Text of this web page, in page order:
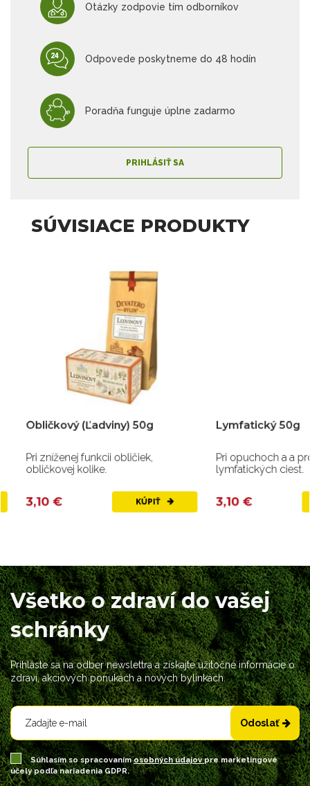
Otázky zodpovie tím odborníkov
Odpovede poskytneme do 48 hodín
Poradňa funguje úplne zadarmo
PRIHLÁSIŤ SA
SÚVISIACE PRODUKTY
Obličkový (Ľadviny) 50g
Pri zníženej funkcii obličiek,
obličkovej kolike.
3,10 € KÚPIŤ
Lymfatický 50g
Pri opuchoch a a
lymfatických ciest.
3,10 €
Všetko o zdraví do vašej
schránky
Prihláste sa na odber newslettra a získajte užitočné informácie o
zdraví, akciových ponukách a nových bylinkách.
Odoslať
Súhlasím so spracovanímosobných údajovpre marketingové
účely podľa nariadenia GDPR.